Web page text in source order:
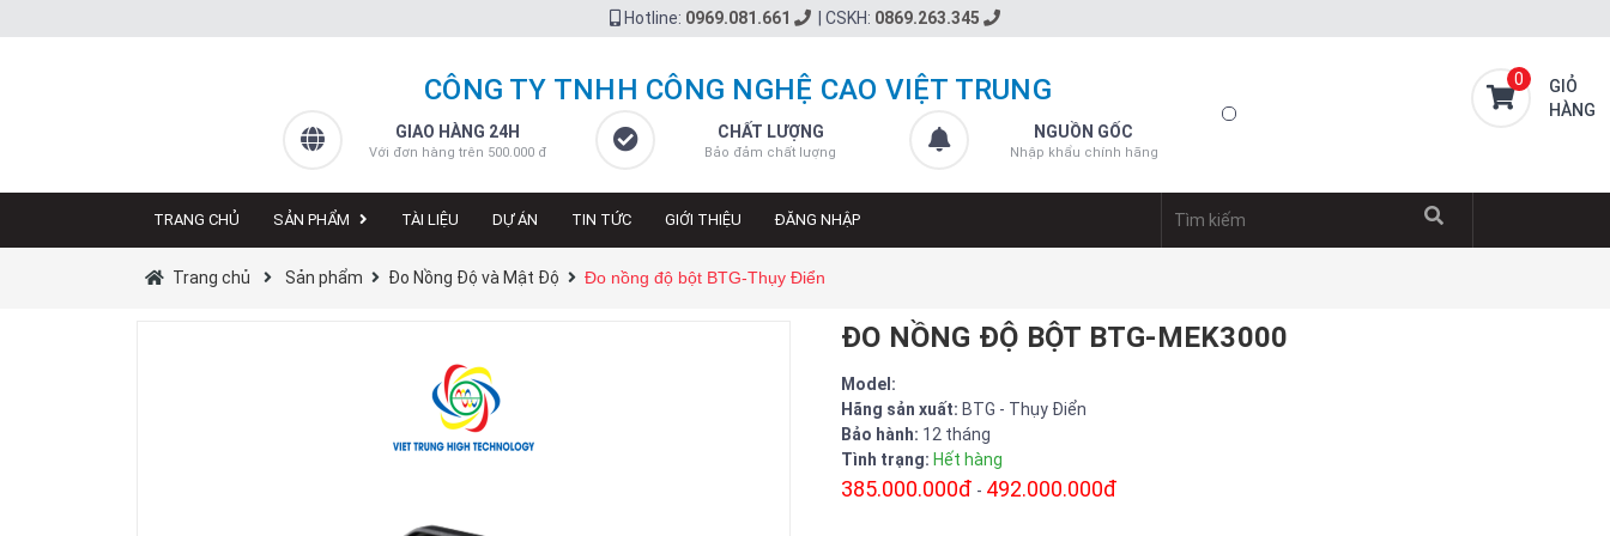
Hotline: 0969.081.661 CSKH: 0869.263.345
CÔNG TY TNHH CÔNG NGHỆ CAO VIỆT TRUNG
GIAO HÀNG 24H
Với đơn hàng trên 500.000 đ
CHẤT LƯỢNG
Bảo đảm chất lượng
NGUỒN GỐC
Nhập khẩu chính hãng
0
GIỎ
HÀNG
TRANG CHỦ SẢN PHẨM TÀI LIỆU DỰ ÁN TIN TỨC GIỚI THIỆU ĐĂNG NHẬP
Trang chủ Sản phẩm Đo Nồng Độ và Mật Độ Đo nồng độ bột BTG-Thụy Điển
ĐO NỒNG ĐỘ BỘT BTG-MEK3000
Model:
Hãng sản xuất: BTG - Thụy Điển
Bảo hành: 12 tháng
Tình trạng: Hết hàng
385.000.000đ - 492.000.000đ